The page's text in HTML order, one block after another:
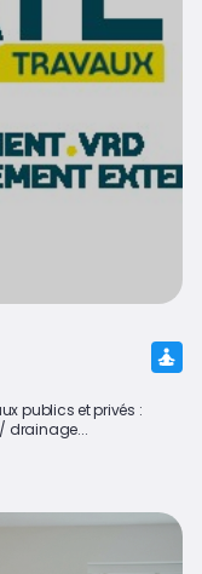
publics et privés :
drainage...